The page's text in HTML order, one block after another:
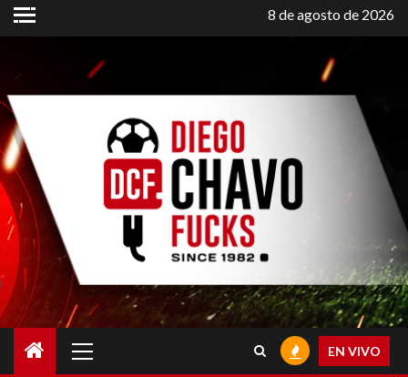
Saltar
al
8 de agosto de 2026
principal
EN VIVO